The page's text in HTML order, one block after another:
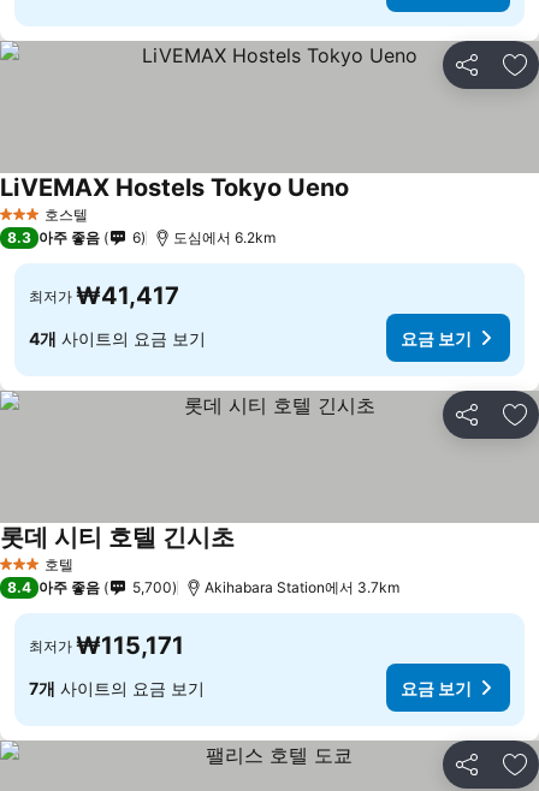
공유 즐
3 성급 호스텔
LiVEMAX Hostels Tokyo Ueno
8.3 아주 좋음 6 도심에서 6.2km
최저가 ₩41,417
4개 사이트의 요금 보기 요금 보기
공유 즐
3 성급 호텔
롯데 시티 호텔 긴시초
8.4 아주 좋음 5,700 Akihabara Station에서 3.7km
최저가 ₩115,171
7개 사이트의 요금 보기 요금 보기
공유 즐